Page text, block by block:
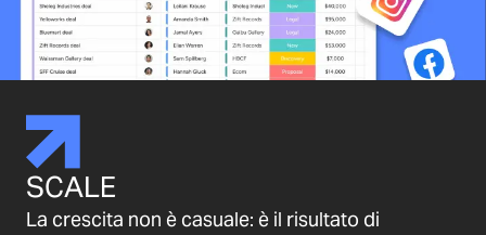
SCALE
La crescita non è casuale: è il risultato di